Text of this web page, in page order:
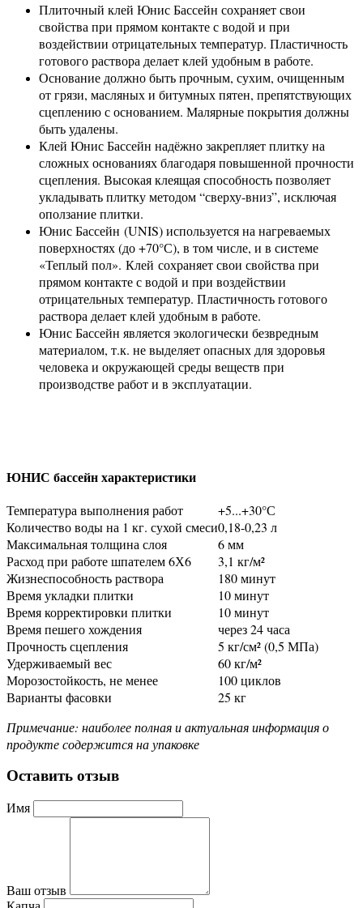
Плиточный клей Юнис Бассейн сохраняет свои
свойства при прямом контакте с водой и при
воздействии отрицательных температур. Пластичность
готового раствора делает клей удобным в работе.
Основание должно быть прочным, сухим, очищенным
от грязи, масляных и битумных пятен, препятствующих
сцеплению с основанием. Малярные покрытия должны
быть удалены.
Клей Юнис Бассейн надёжно закрепляет плитку на
сложных основаниях благодаря повышенной прочности
сцепления. Высокая клеящая способность позволяет
укладывать плитку методом “сверху-вниз”, исключая
оползание плитки.
Юнис Бассейн (UNIS) используется на нагреваемых
поверхностях (до +70°С), в том числе, и в системе
«Теплый пол». Клей сохраняет свои свойства при
прямом контакте с водой и при воздействии
отрицательных температур. Пластичность готового
раствора делает клей удобным в работе.
Юнис Бассейн является экологически безвредным
материалом, т.к. не выделяет опасных для здоровья
человека и окружающей среды веществ при
производстве работ и в эксплуатации.
ЮНИС бассейн характеристики
Температура выполнения работ
+5...+30°С
Количество воды на 1 кг. сухой смеси0,18-0,23 л
Максимальная толщина слоя
6 мм
Расход при работе шпателем 6Х6
3,1 кг/м²
Жизнеспособность раствора
180 минут
Время укладки плитки
10 минут
Время корректировки плитки
10 минут
Время пешего хождения
через 24 часа
Прочность сцепления
5 кг/см² (0,5 МПа)
Удерживаемый вес
60 кг/м²
Морозостойкость, не менее
100 циклов
Варианты фасовки
25 кг
Примечание: наиболее полная и актуальная информация о
продукте содержится на упаковке
Оставить отзыв
Имя
Ваш отзыв